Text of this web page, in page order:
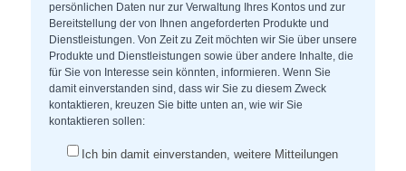
persönlichen Daten nur zur Verwaltung Ihres Kontos und zur
Bereitstellung der von Ihnen angeforderten Produkte und
Dienstleistungen. Von Zeit zu Zeit möchten wir Sie über unsere
Produkte und Dienstleistungen sowie über andere Inhalte, die
für Sie von Interesse sein könnten, informieren. Wenn Sie
damit einverstanden sind, dass wir Sie zu diesem Zweck
kontaktieren, kreuzen Sie bitte unten an, wie wir Sie
kontaktieren sollen:
Ich bin damit einverstanden, weitere Mitteilungen